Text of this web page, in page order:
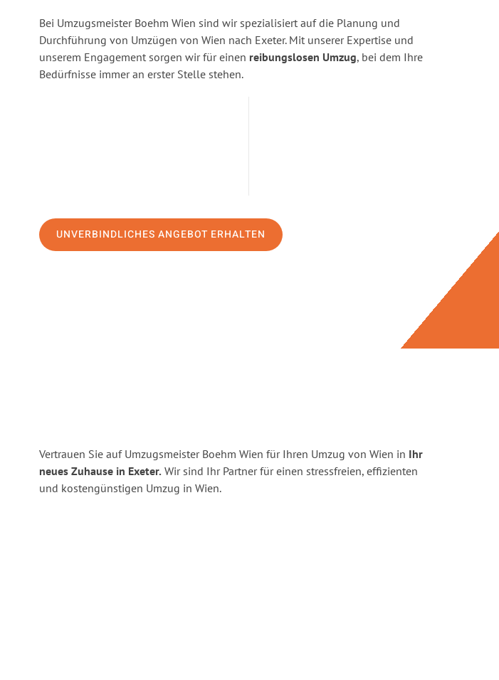
Bei Umzugsmeister Boehm Wien sind wir spezialisiert auf die Planung und
Durchführung von Umzügen von Wien nach Exeter. Mit unserer Expertise und
unserem Engagement sorgen wir für einen reibungslosen Umzug, bei dem Ihre
Bedürfnisse immer an erster Stelle stehen.
UNVERBINDLICHES ANGEBOT ERHALTEN
Vertrauen Sie auf Umzugsmeister Boehm Wien für Ihren Umzug von Wien in Ihr
neues Zuhause in Exeter. Wir sind Ihr Partner für einen stressfreien, effizienten
und kostengünstigen Umzug in Wien.